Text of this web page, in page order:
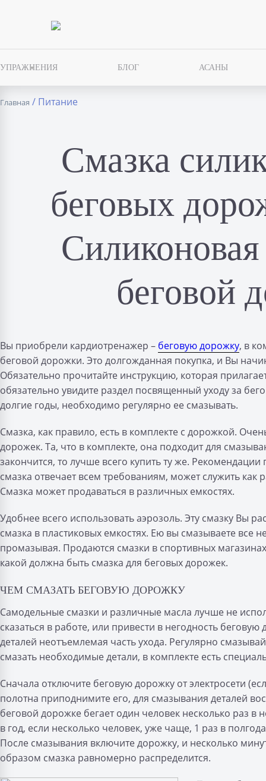
УПРАЖНЕНИЯ БЛОГ АСАНЫ
Главная / Питание
Смазка
беговых
беговой
Вы приобрели кардиотренажер – беговую дорожку, в
беговой дорожки. Это долгожданная покупка, и Вы
Обязательно прочитайте инструкцию, которая
обязательно увидите раздел посвященный уходу за
долгие годы, необходимо регулярно ее смазывать.
Смазка, как правило, есть в комплекте с дорожкой.
дорожек. Та, что в комплекте, она подходит для
закончится, то лучше всего купить ту же.
смазка отвечает всем требованиям, может служить
Смазка может продаваться в различных емкостях.
Удобнее всего использовать аэрозоль. Эту смазку Вы
смазка в пластиковых емкостях. Ею вы смазываете все
промазывая. Продаются смазки в спортивных
какой должна быть смазка для беговых дорожек.
ЧЕМ СМАЗАТЬ БЕГОВУЮ ДОРОЖКУ
Самодельные смазки и различные масла лучше не
сказаться в работе, или привести в негодность
деталей неотъемлемая часть ухода. Регулярно
смазать необходимые детали, в комплекте есть
Сначала отключите беговую дорожку от электросети
полотна приподнимите его, для смазывания деталей
беговой дорожке бегает один человек несколько раз в
в год, если несколько человек, уже чаще, 1 раз в
После смазывания включите дорожку, и несколько
образом смазка равномерно распределится.